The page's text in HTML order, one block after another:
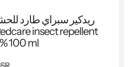
100 ml